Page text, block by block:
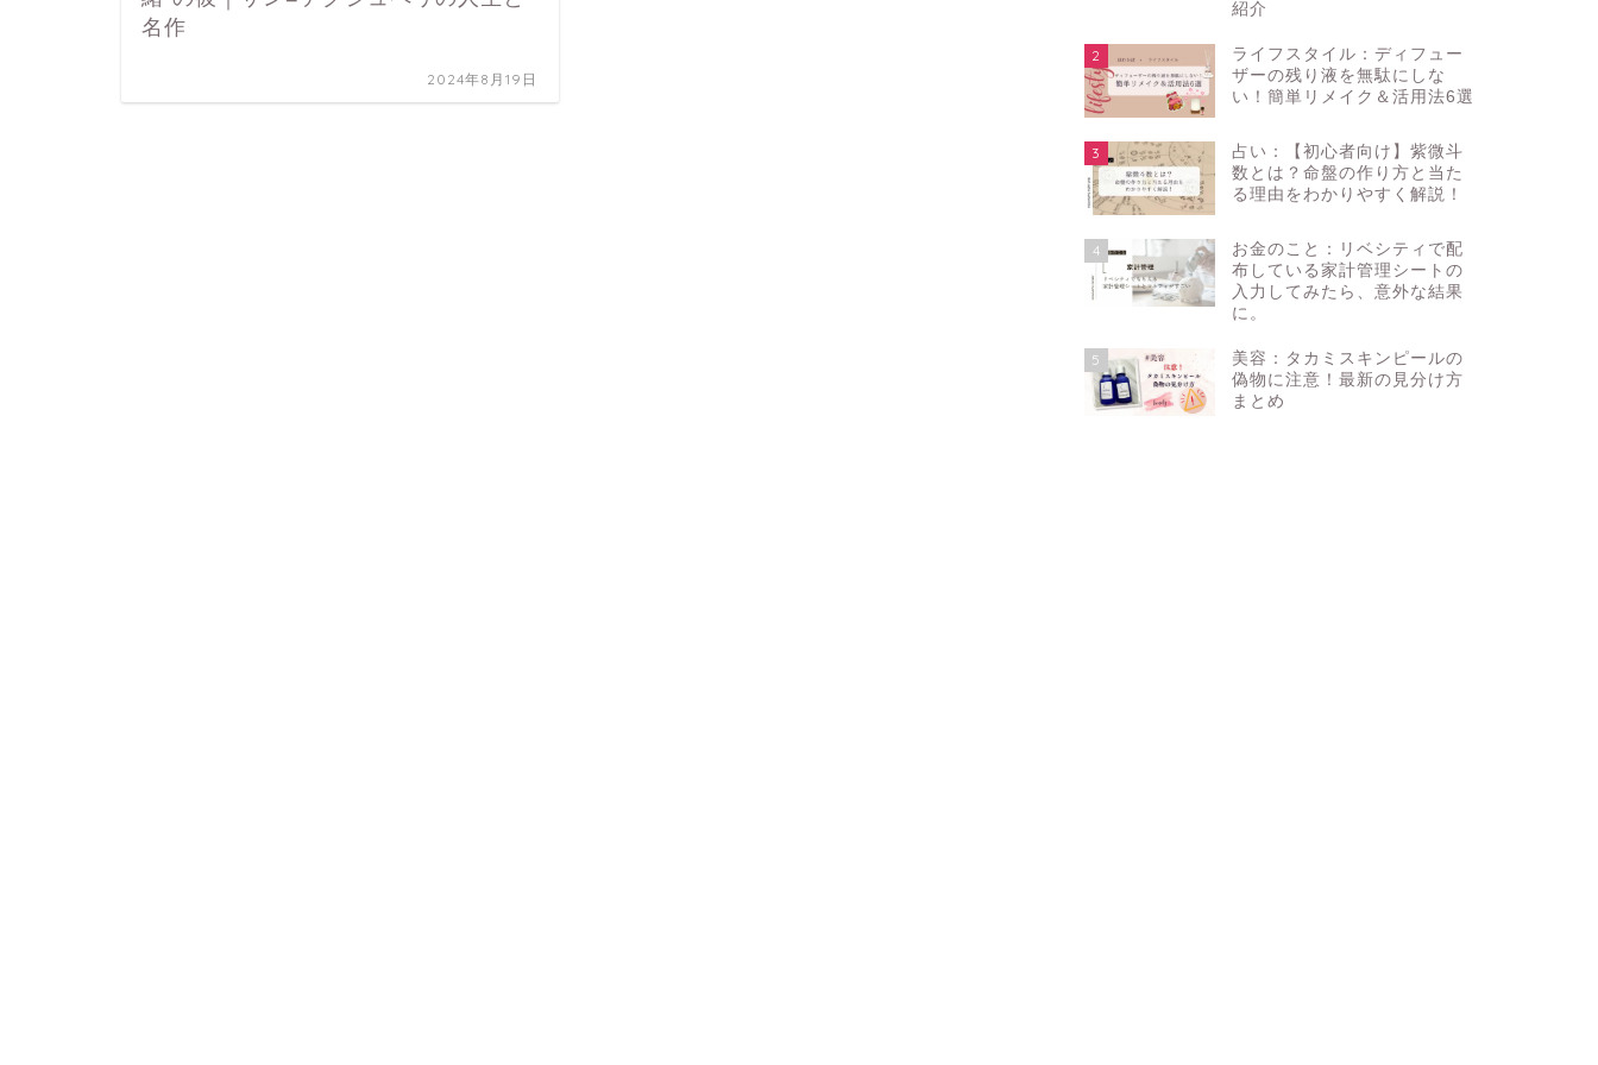
名作
2024年8月19日
紹介
2
ライフスタイル：ディフュー
ザーの残り液を無駄にしな
い！簡単リメイク＆活用法6選
3
占い：【初心者向け】紫微斗
数とは？命盤の作り方と当た
る理由をわかりやすく解説！
4
お金のこと：リベシティで配
布している家計管理シートの
入力してみたら、意外な結果
に。
5
美容：タカミスキンピールの
偽物に注意！最新の見分け方
まとめ